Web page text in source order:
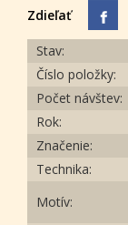
Zdieľať
Stav:
Číslo položky:
Počet návštev:
Rok:
Značenie:
Technika:
Motív: